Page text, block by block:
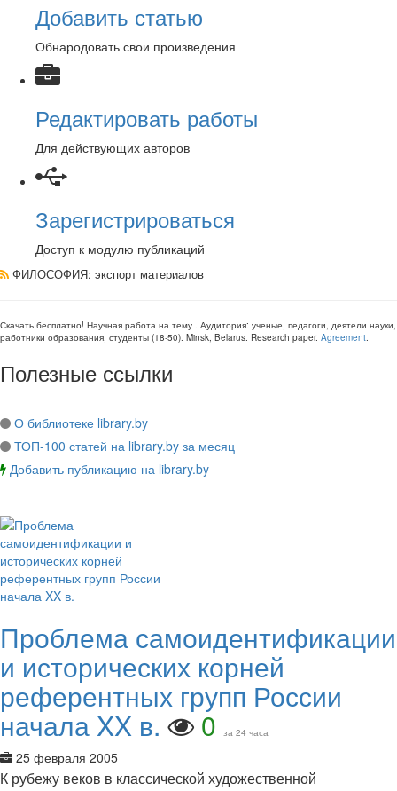
Добавить статью
Обнародовать свои произведения
Редактировать работы
Для действующих авторов
Зарегистрироваться
Доступ к модулю публикаций
ФИЛОСОФИЯ: экспорт материалов
Скачать бесплатно! Научная работа на тему . Аудитория: ученые, педагоги, деятели науки,
работники образования, студенты (18-50). Minsk, Belarus. Research paper. Agreement.
Полезные ссылки
О библиотеке library.by
ТОП-100 статей на library.by за месяц
Добавить публикацию на library.by
Проблема самоидентификации
и исторических корней
референтных групп России
начала XX в. 0 за 24 часа
25 февраля 2005
К рубежу веков в классической художественной